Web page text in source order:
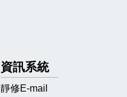
資訊系統
靜修E-mail